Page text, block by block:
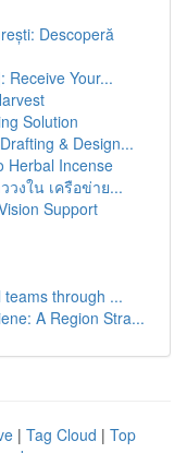
Descoperă
Receive Your...
Solution
& Design...
Herbal Incense
วงใน เครือข่าย...
Support
teams through ...
A Region Stra...
| Tag Cloud | Top